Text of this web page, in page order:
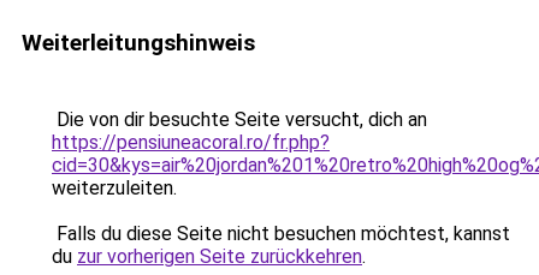
Weiterleitungshinweis
Die von dir besuchte Seite versucht, dich an
https://pensiuneacoral.ro/fr.php?
weiterzuleiten.
Falls du diese Seite nicht besuchen möchtest, kannst
du zur vorherigen Seite zurückkehren.